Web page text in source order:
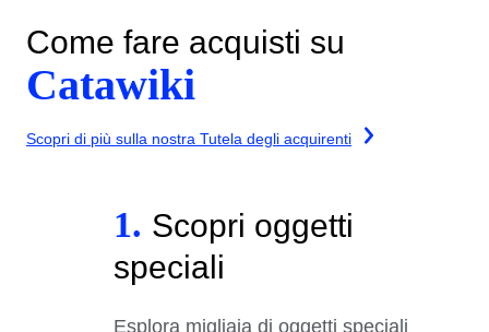
Come fare acquisti su
Catawiki
Scopri di più sulla nostra Tutela degli acquirenti
1. Scopri oggetti
speciali
Esplora migliaia di oggetti speciali